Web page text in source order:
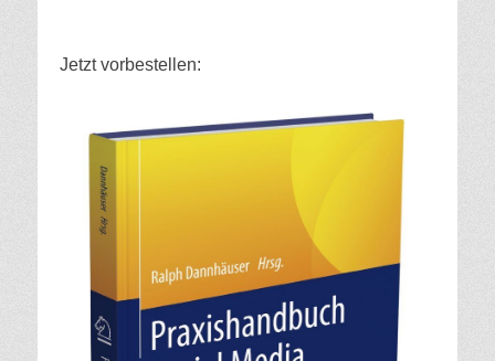
Jetzt vorbestellen: